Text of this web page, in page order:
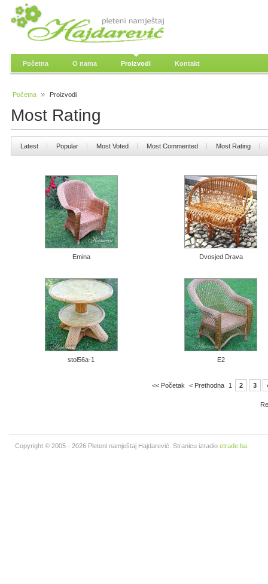
Početna O nama Proizvodi Kontakt
Početna Proizvodi
Most Rating
Latest Popular Most Voted Most Commented Most Rating
Emina Dvosjed Drava
stol56a-1 E2
<< Početak < Prethodna 1 2 3
Copyright © 2005 - 2026 Pleteni namještaj Hajdarević. Stranicu izradio etrade.ba